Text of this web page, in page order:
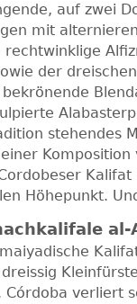
auf zwei
mit
rechtwinklige
der
stehendes
Höhepunkt.
al-
Córdoba verliert